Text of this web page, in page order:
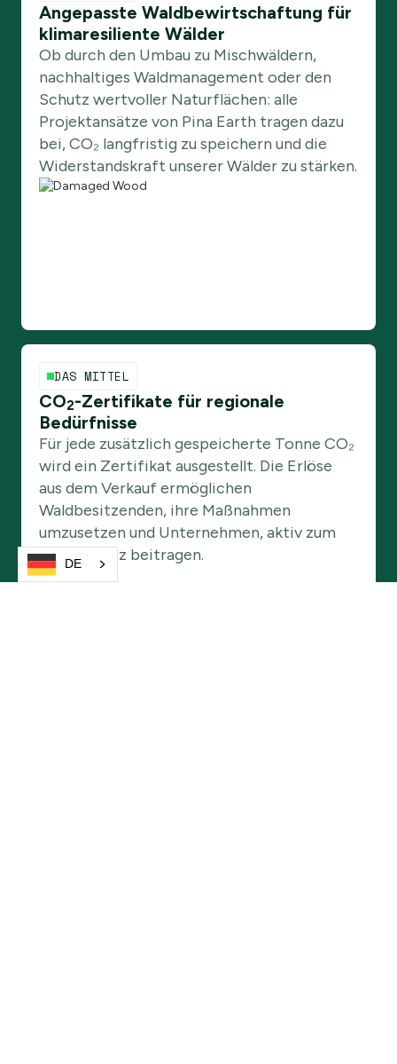
Angepasste Waldbewirtschaftung für
klimaresiliente Wälder
Ob durch den Umbau zu Mischwäldern,
nachhaltiges Waldmanagement oder den
Schutz wertvoller Naturflächen: alle
Projektansätze von Pina Earth tragen dazu
bei, CO₂ langfristig zu speichern und die
Widerstandskraft unserer Wälder zu stärken.
DAS MITTEL
CO2-Zertifikate für regionale
Bedürfnisse
Für jede zusätzlich gespeicherte Tonne CO₂
wird ein Zertifikat ausgestellt. Die Erlöse
aus dem Verkauf ermöglichen
Waldbesitzenden, ihre Maßnahmen
umzusetzen und Unternehmen, aktiv zum
Klimaschutz beitragen.
DE